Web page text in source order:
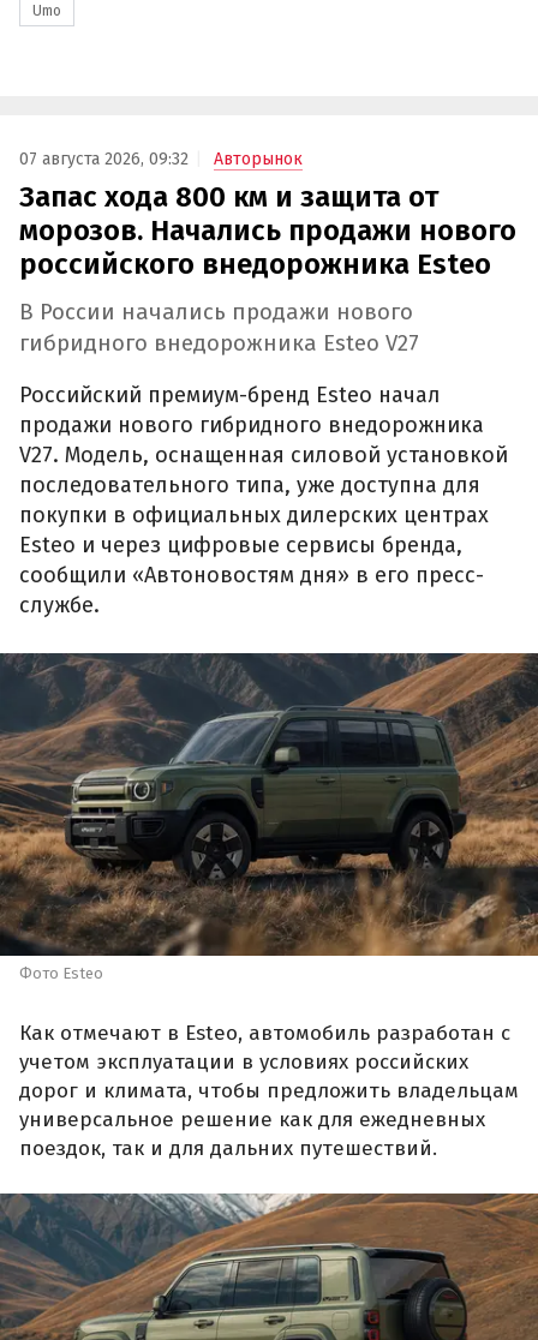
Umo
07 августа 2026, 09:32 Авторынок
Запас хода 800 км и защита от
морозов. Начались продажи нового
российского внедорожника Esteo
В России начались продажи нового
гибридного внедорожника Esteo V27
Российский премиум-бренд Esteo начал
продажи нового гибридного внедорожника
V27. Модель, оснащенная силовой установкой
последовательного типа, уже доступна для
покупки в официальных дилерских центрах
Esteo и через цифровые сервисы бренда,
сообщили «Автоновостям дня» в его пресс-
службе.
Фото Esteo
Как отмечают в Esteo, автомобиль разработан с
учетом эксплуатации в условиях российских
дорог и климата, чтобы предложить владельцам
универсальное решение как для ежедневных
поездок, так и для дальних путешествий.